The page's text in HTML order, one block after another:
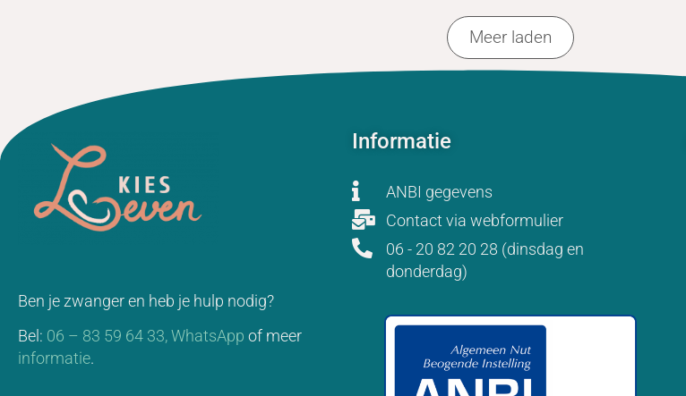
Meer laden
Ben je zwanger en heb je hulp nodig?
Bel: 06 – 83 59 64 33,WhatsApp of meer
informatie.
Informatie
ANBI gegevens
Contact via webformulier
06 - 20 82 20 28 (dinsdag en
donderdag)